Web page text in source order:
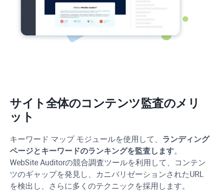
サイト全体のコンテンツ監査のメリ
ット
キーワード マップ モジュールを使用して、 ランディング
ページとキーワードのランキングを監査します。
WebSite Auditorの競合調査ツールを利用して、コンテン
ツのギャップを発見し、カニバリゼーションされたURL
を検出し、さらに多くのテクニックを採用します。